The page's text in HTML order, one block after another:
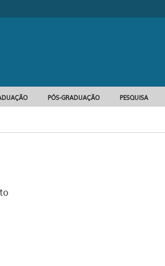
Formulário de busca
PÓS-GRADUAÇÃO PESQUISA